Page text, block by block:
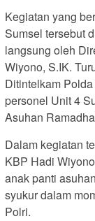
Kegiatan yang
Sumsel tersebut
langsung oleh
Wiyono, S.IK.
Ditintelkam
personel Unit 4
Asuhan
Dalam kegiatan
KBP Hadi
anak panti
syukur dalam
Polri.